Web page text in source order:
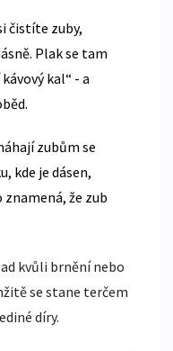
čistíte zuby,
Plak se tam
kal“ - a
zubům se
kde je dásen,
že zub
kvůli brnění nebo
se stane terčem
díry.